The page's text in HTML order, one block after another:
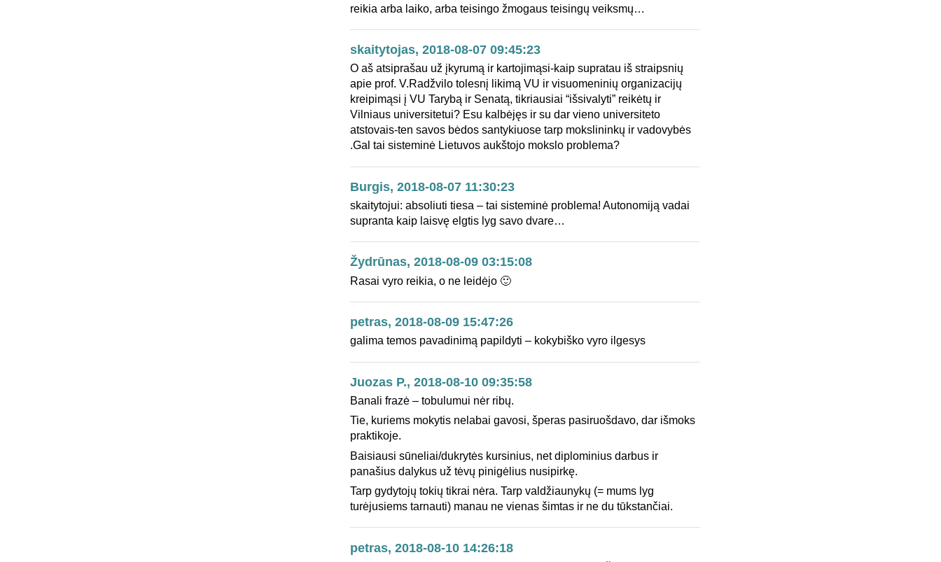
reikia arba laiko, arba teisingo žmogaus teisingų veiksmų…
skaitytojas, 2018-08-07 09:45:23
O aš atsiprašau už įkyrumą ir kartojimąsi-kaip supratau iš straipsnių
apie prof. V.Radžvilo tolesnį likimą VU ir visuomeninių organizacijų
kreipimąsi į VU Tarybą ir Senatą, tikriausiai “išsivalyti” reikėtų ir
Vilniaus universitetui? Esu kalbėjęs ir su dar vieno universiteto
atstovais-ten savos bėdos santykiuose tarp mokslininkų ir vadovybės
.Gal tai sisteminė Lietuvos aukštojo mokslo problema?
Burgis, 2018-08-07 11:30:23
skaitytojui: absoliuti tiesa – tai sisteminė problema! Autonomiją vadai
supranta kaip laisvę elgtis lyg savo dvare…
Žydrūnas, 2018-08-09 03:15:08
Rasai vyro reikia, o ne leidėjo 🙂
petras, 2018-08-09 15:47:26
galima temos pavadinimą papildyti – kokybiško vyro ilgesys
Juozas P., 2018-08-10 09:35:58
Banali frazė – tobulumui nėr ribų.
Tie, kuriems mokytis nelabai gavosi, šperas pasiruošdavo, dar išmoks
praktikoje.
Baisiausi sūneliai/dukrytės kursinius, net diplominius darbus ir
panašius dalykus už tėvų pinigėlius nusipirkę.
Tarp gydytojų tokių tikrai nėra. Tarp valdžiaunykų (= mums lyg
turėjusiems tarnauti) manau ne vienas šimtas ir ne du tūkstančiai.
petras, 2018-08-10 14:26:18